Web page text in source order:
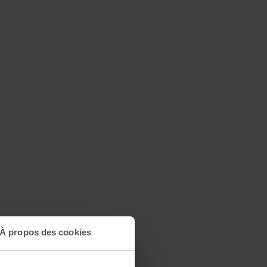
À propos des cookies